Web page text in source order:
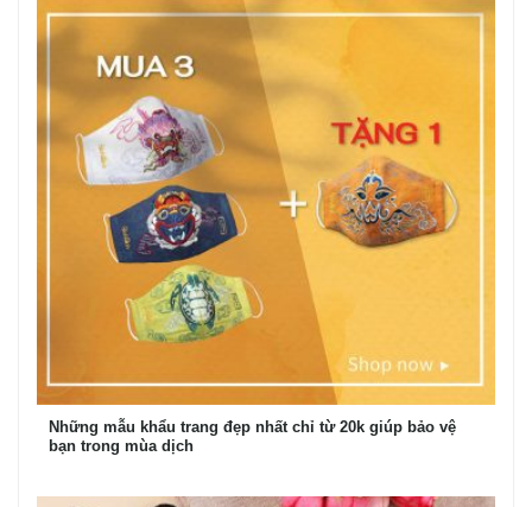
Những mẫu khẩu trang đẹp nhất chỉ từ 20k giúp bảo vệ
bạn trong mùa dịch